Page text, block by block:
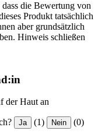
die Bewertung von
Produkt tatsächlich
aber grundsätzlich
Hinweis schließen
der Haut an
Ja (1) Nein (0)